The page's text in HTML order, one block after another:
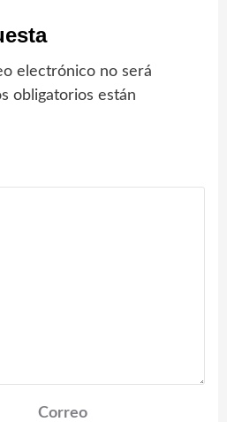
electrónico no será
obligatorios están
Correo